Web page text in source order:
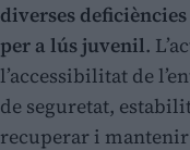
diverses
per a lús juvenil.
l’accessibilitat de
de seguretat,
recuperar i